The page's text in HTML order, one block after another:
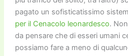
pagato un sofisticatissimo
per il Cenacolo leonardesco.
da pensare che di esseri umani
possiamo fare a meno di